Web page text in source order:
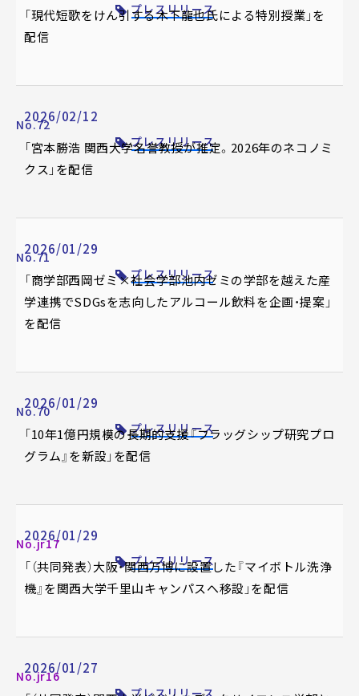
プレスリリース
「現代短歌をけん引する木下龍也氏による特別授業」を
配信
2026/02/12
No.72
プレスリリース
「宮本勝浩 関西大学名誉教授が推定。2026年のネコノミ
クス」を配信
2026/01/29
No.71
プレスリリース
「商学部西岡ゼミ×社会学部池内ゼミの学部を越えた産
学連携でSDGsを志向したアルコール飲料を企画・提案」
を配信
2026/01/29
No.70
プレスリリース
「10年1億円規模の長期的支援『フラッグシップ研究プロ
グラム』を新設」を配信
2026/01/29
No.jr17
プレスリリース
「（共同発表）大阪・関西万博に設置した『マイボトル洗浄
機』を関西大学千里山キャンパスへ移設」を配信
2026/01/27
No.jr16
プレスリリース